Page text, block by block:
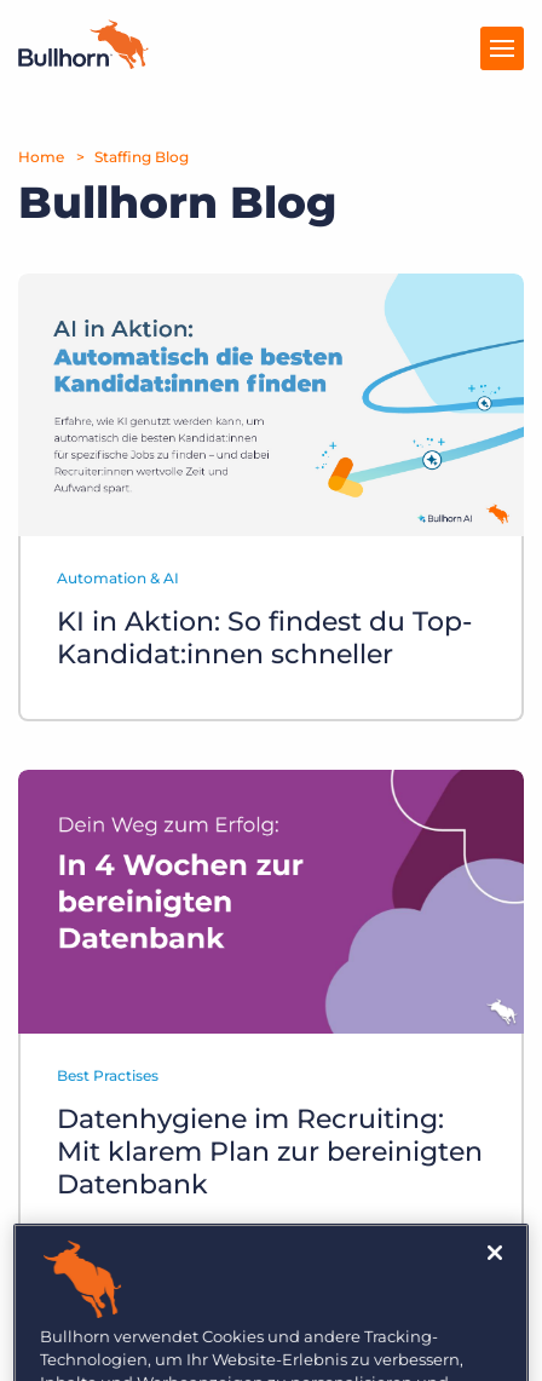
Produkte
Preise
Marktplatz
Unternehmen
Home Staffing Blog
Bullhorn Blog
Automation & AI
KI in Aktion: So findest du Top-
Kandidat:innen schneller
Best Practises
Datenhygiene im Recruiting:
Mit klarem Plan zur bereinigten
Datenbank
Die Betreffzeile Ihrer E-Mail an
Bewerbende vermittelt einen
entscheidenden ersten Eindruck. Lesen
Sie diese fünf Tipps, wie Sie effektive
Personal- und Recruiting-Mails schreiben
Bullhorn verwendet Cookies und andere Tracking-
Technologien, um Ihr Website-Erlebnis zu verbessern,